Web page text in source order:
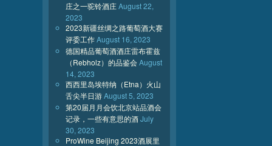
庄之一驼铃酒庄August 22,
2023
2023新疆丝绸之路葡萄酒大赛
评委工作August 16, 2023
德国精品葡萄酒酒庄雷布霍兹
（Rebholz）的品鉴会August
14, 2023
西西里岛埃特纳（Etna）火山
舌尖半日游August 5, 2023
第20届月月会饮北京站品酒会
记录，一些有意思的酒July
30, 2023
ProWine Beijing 2023酒展里